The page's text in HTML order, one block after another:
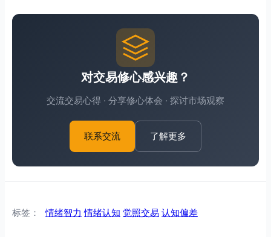
对交易修心感兴趣？
交流交易心得 · 分享修心体会 · 探讨市场观察
联系交流 了解更多
标签： 情绪智力 情绪认知 觉照交易 认知偏差